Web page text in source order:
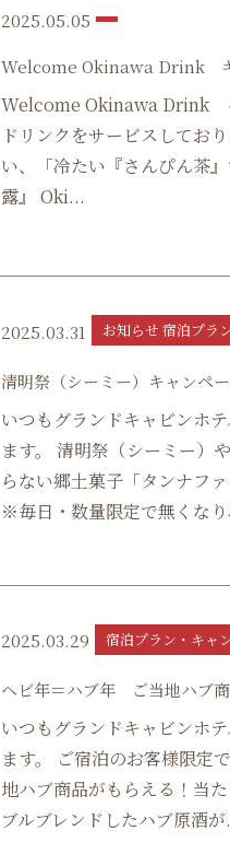
2025.05.05
Welcome Okinawa Drink
Welcome Okinawa Drink
ドリンクをサービスしてお
い、「冷たい『さんぴん茶
露』 Oki...
2025.03.31 お知らせ 宿泊プラ
清明祭（シーミー）キャンペ
いつもグランドキャビンホ
ます。 清明祭（シーミー）
らない郷土菓子「タンナフ
※毎日・数量限定で無くな
2025.03.29 宿泊プラン・キャ
ヘビ年＝ハブ年 ご当地ハブ
いつもグランドキャビンホ
ます。 ご宿泊のお客様限定
地ハブ商品がもらえる！当
ブルブレンドしたハブ原酒が